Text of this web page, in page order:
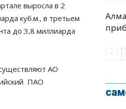
выросла в 2
куб.м., в третьем
до 3,8 миллиарда
АО
ПАО